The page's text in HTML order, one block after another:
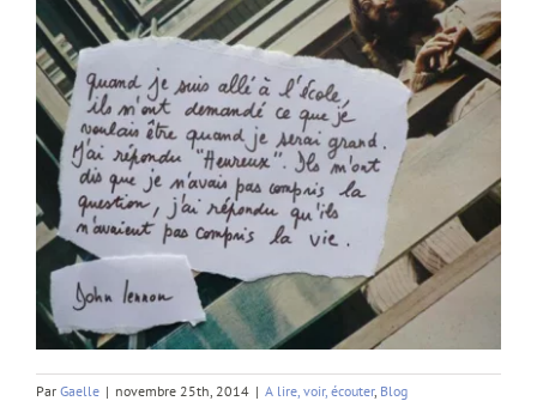
Par Gaelle | novembre 25th, 2014 | A lire, voir, écouter, Blog